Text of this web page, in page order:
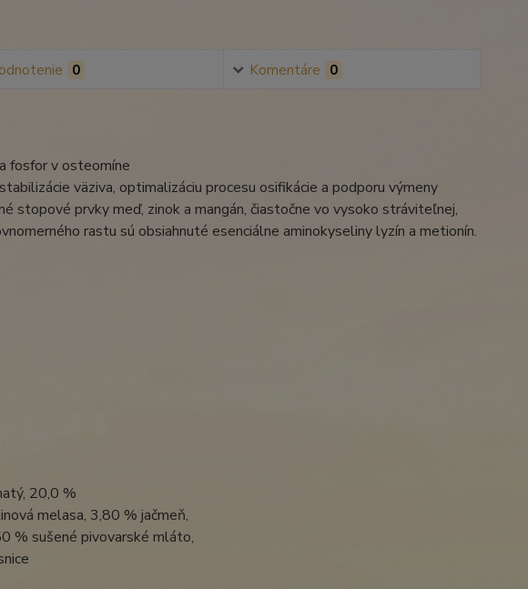
0 Komentáre 0
fosfor v osteomíne
väziva, optimalizáciu procesu osifikácie a podporu výmeny
stopové prvky meď, zinok a mangán, čiastočne vo vysoko stráviteľnej,
rastu sú obsiahnuté esenciálne aminokyseliny lyzín a metionín.
20,0 %
melasa, 3,80 % jačmeň,
% sušené pivovarské mláto,